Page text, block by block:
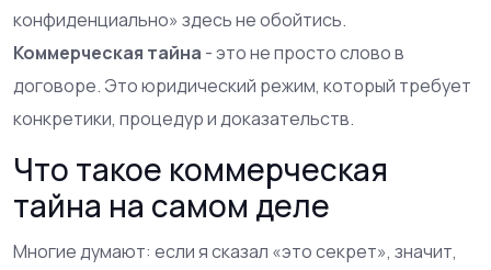
конфиденциально» здесь не обойтись.
Коммерческая тайна - это не просто слово в
договоре. Это юридический режим, который требует
конкретики, процедур и доказательств.
Что такое коммерческая
тайна на самом деле
Многие думают: если я сказал «это секрет», значит,